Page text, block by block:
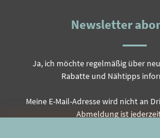
Newsletter
Ja, ich möchte regelmäßig über
Rabatte und Nähtipps
Meine E-Mail-Adresse wird nicht an
Abmeldung ist